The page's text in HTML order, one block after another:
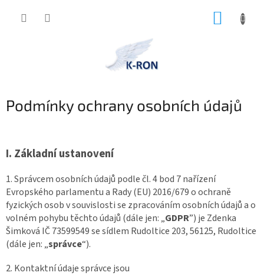
Podmínky ochrany osobních údajů
I. Základní ustanovení
1. Správcem osobních údajů podle čl. 4 bod 7 nařízení
Evropského parlamentu a Rady (EU) 2016/679 o ochraně
fyzických osob v souvislosti se zpracováním osobních údajů a o
volném pohybu těchto údajů (dále jen: „GDPR”) je Zdenka
Šimková IČ 73599549 se sídlem Rudoltice 203, 56125, Rudoltice
(dále jen: „správce“).
2. Kontaktní údaje správce jsou